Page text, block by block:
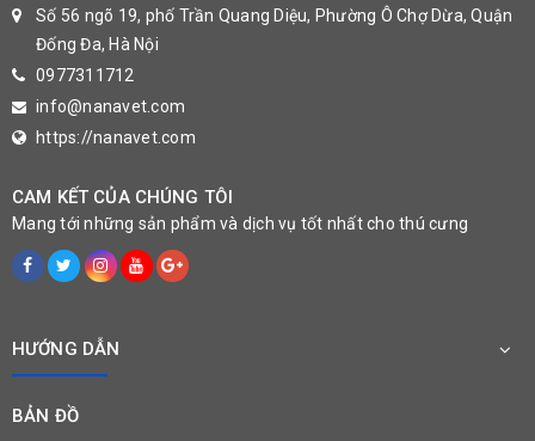
Số 56 ngõ 19, phố Trần Quang Diệu, Phường Ô Chợ Dừa, Quận
Đống Đa, Hà Nội
0977311712
info@nanavet.com
https://nanavet.com
CAM KẾT CỦA CHÚNG TÔI
Mang tới những sản phẩm và dịch vụ tốt nhất cho thú cưng
HƯỚNG DẪN
BẢN ĐỒ